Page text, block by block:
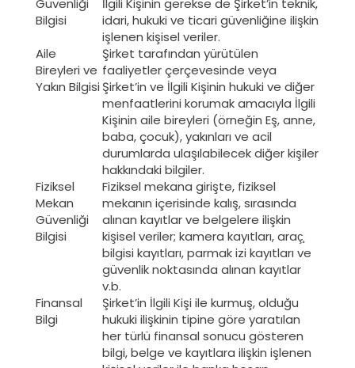
Güvenliği
Bilgisi
İlgili Kişinin gerekse de Şirket’in teknik,
idari, hukuki ve ticari güvenliğine ilişkin
işlenen kişisel veriler.
Aile
Bireyleri ve
Yakın Bilgisi
Şirket tarafından yürütülen
faaliyetler çerçevesinde veya
Şirket’in ve İlgili Kişinin hukuki ve diğer
menfaatlerini korumak amacıyla İlgili
Kişinin aile bireyleri (örneğin Eş, anne,
baba, çocuk), yakınları ve acil
durumlarda ulaşılabilecek diğer kişiler
hakkındaki bilgiler.
Fiziksel
Mekan
Güvenliği
Bilgisi
Fiziksel mekana girişte, fiziksel
mekanın içerisinde kalış, sırasında
alınan kayıtlar ve belgelere ilişkin
kişisel veriler; kamera kayıtları, araç̧
bilgisi kayıtları, parmak izi kayıtları ve
güvenlik noktasında alınan kayıtlar
v.b.
Finansal
Bilgi
Şirket’in İlgili Kişi ile kurmuş, olduğu
hukuki ilişkinin tipine göre yaratılan
her türlü finansal sonucu gösteren
bilgi, belge ve kayıtlara ilişkin işlenen